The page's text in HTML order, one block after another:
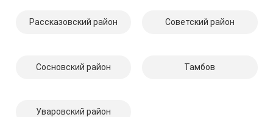
Рассказовский район Советский район
Сосновский район Тамбов
Уваровский район